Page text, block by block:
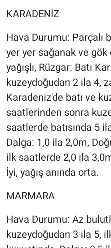
KARADENİZ
Hava Durumu: Parçalı
yer yer sağanak ve
yağışlı, Rüzgar: Batı
kuzeydoğudan 2 ila 4,
Karadeniz'de batı ve
saatlerinden sonra
saatlerde batısında 5
Dalga: 1,0 ila 2,0m,
ilk saatlerde 2,0 ila
İyi, yağış anında orta.
MARMARA
Hava Durumu: Az
kuzeydoğudan 3 ila 5,